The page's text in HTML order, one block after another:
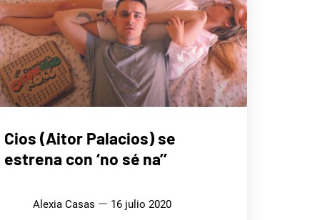
MÚSICA
Cios (Aitor Palacios) se
estrena con ‘no sé na’’
Alexia Casas 16 julio 2020